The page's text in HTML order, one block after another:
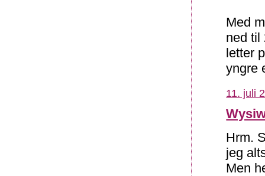
Med
ned til
letter
yngre
11. juli
Hrm.
jeg
Men